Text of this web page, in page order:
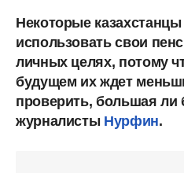
Некоторые
использовать свои
личных целях, потому
будущем их ждет
проверить, большая ли
журналисты Нурфин.